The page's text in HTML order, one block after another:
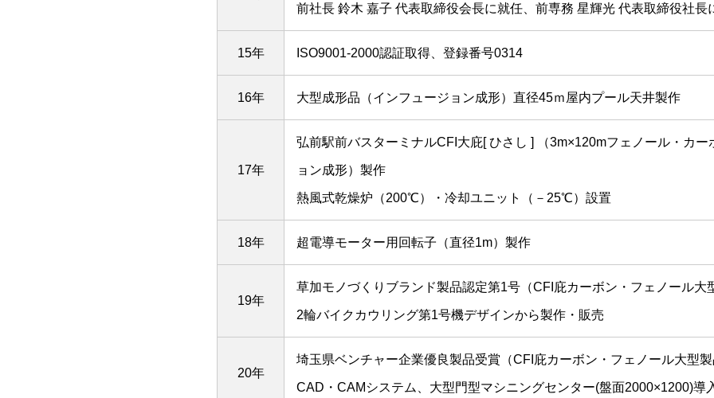
前社長 鈴木 嘉子 代表取締役会長に就任、前専務 星輝光 代表取締役社長
15年 ISO9001-2000認証取得、登録番号0314
16年 大型成形品（インフュージョン成形）直径45ｍ屋内プール天井製作
17年
弘前駅前バスターミナルCFI大庇[ ひさし ] （3m×120mフェノール・カー
ョン成形）製作
熱風式乾燥炉（200℃）・冷却ユニット（－25℃）設置
18年 超電導モーター用回転子（直径1m）製作
19年
草加モノづくりブランド製品認定第1号（CFI庇カーボン・フェノール大
2輪バイクカウリング第1号機デザインから製作・販売
20年
埼玉県ベンチャー企業優良製品受賞（CFI庇カーボン・フェノール大型
CAD・CAMシステム、大型門型マシニングセンター(盤面2000×1200)導